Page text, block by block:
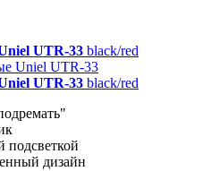
UTR-33 black/red
UTR-33 black/red
подсветкой
дизайн